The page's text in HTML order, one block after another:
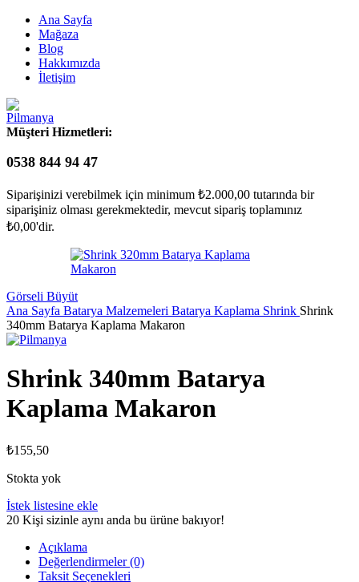
Ana Sayfa
Mağaza
Blog
Hakkımızda
İletişim
Müşteri Hizmetleri:
0538 844 94 47
Siparişinizi verebilmek için minimum ₺2.000,00 tutarında bir
siparişiniz olması gerekmektedir, mevcut sipariş toplamınız
₺0,00'dir.
Görseli Büyüt
Ana Sayfa Batarya Malzemeleri Batarya Kaplama Shrink Shrink
340mm Batarya Kaplama Makaron
Shrink 340mm Batarya
Kaplama Makaron
₺155,50
Stokta yok
İstek listesine ekle
20 Kişi sizinle aynı anda bu ürüne bakıyor!
Açıklama
Değerlendirmeler (0)
Taksit Seçenekleri